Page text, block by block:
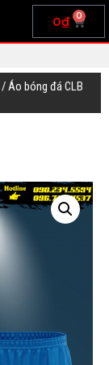
0₫ 0
/ Áo bóng đá CLB